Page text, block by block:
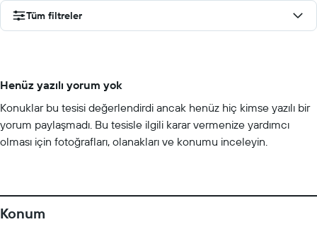
Tüm filtreler
Henüz yazılı yorum yok
Konuklar bu tesisi değerlendirdi ancak henüz hiç kimse yazılı bir
yorum paylaşmadı. Bu tesisle ilgili karar vermenize yardımcı
olması için fotoğrafları, olanakları ve konumu inceleyin.
Konum